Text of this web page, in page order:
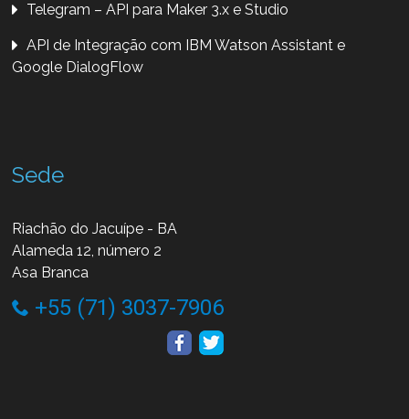
Telegram – API para Maker 3.x e Studio
API de Integração com IBM Watson Assistant e
Google DialogFlow
Sede
Riachão do Jacuípe - BA
Alameda 12, número 2
Asa Branca
+55 (71) 3037-7906